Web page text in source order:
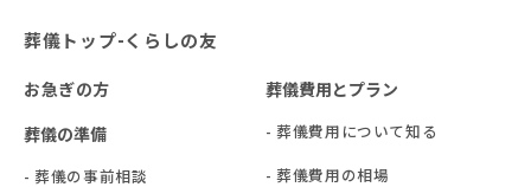
葬儀トップ-くらしの友
お急ぎの方
葬儀の準備
- 葬儀の事前相談
葬儀費用とプラン
- 葬儀費用について知る
- 葬儀費用の相場